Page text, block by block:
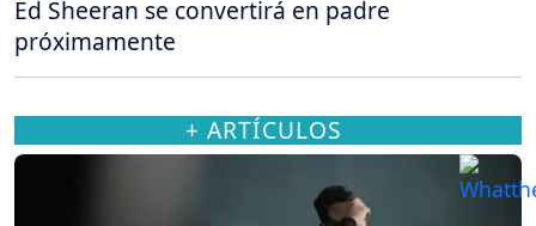
Ed Sheeran se convertirá en padre
próximamente
+ ARTÍCULOS